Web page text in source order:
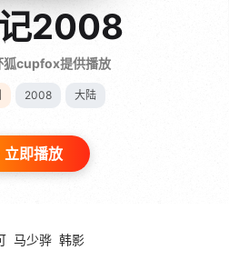
2008
狐cupfox提供播放
2008 大陆
立即播放
马少骅 韩影